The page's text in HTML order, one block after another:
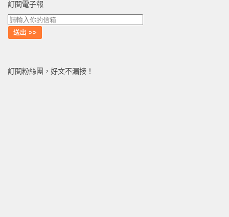
訂閱電子報
訂閱粉絲團，好文不漏接！